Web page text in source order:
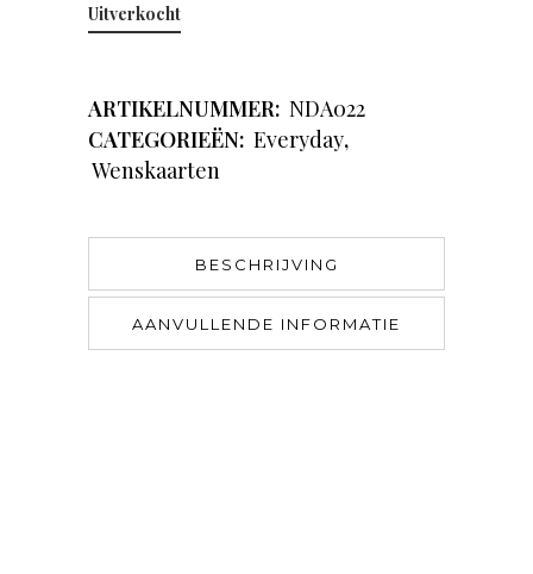
Uitverkocht
ARTIKELNUMMER: NDA022
CATEGORIEËN: Everyday,
Wenskaarten
BESCHRIJVING
AANVULLENDE INFORMATIE